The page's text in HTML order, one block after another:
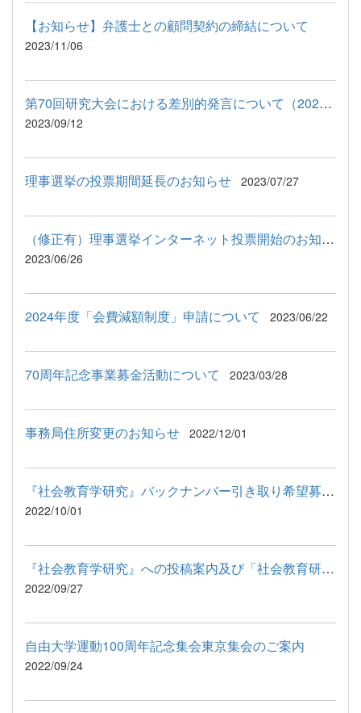
【お知らせ】弁護士との顧問契約の締結について
2023/11/06
第70回研究大会における差別的発言について（2023.9.28更新）
2023/09/12
理事選挙の投票期間延長のお知らせ 2023/07/27
（修正有）理事選挙インターネット投票開始のお知らせ
2023/06/26
2024年度「会費減額制度」申請について 2023/06/22
70周年記念事業募金活動について 2023/03/28
事務局住所変更のお知らせ 2022/12/01
『社会教育学研究』バックナンバー引き取り希望募集
2022/10/01
『社会教育学研究』への投稿案内及び「社会教育研究の動向」執筆...
2022/09/27
自由大学運動100周年記念集会東京集会のご案内
2022/09/24